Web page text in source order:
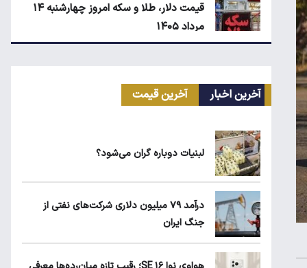
قیمت دلار، طلا و سکه امروز چهارشنبه ۱۴
مرداد ۱۴۰۵
دارد؟
عدالت چیست؟
۲
آخرین اخبار آخرین قیمت
لبنیات دوباره گران می‌شود؟
درآمد ۷۹ میلیون دلاری شرکت‌های نفتی از
جنگ ایران